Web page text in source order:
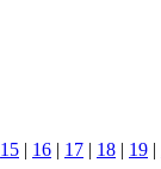
15 | 16 | 17 | 18 | 19 |